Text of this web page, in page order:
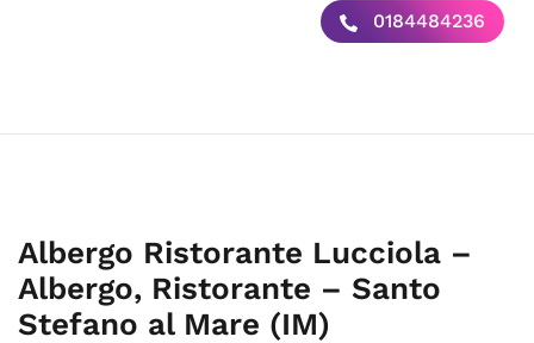
0184484236
Albergo Ristorante Lucciola –
Albergo, Ristorante – Santo
Stefano al Mare (IM)